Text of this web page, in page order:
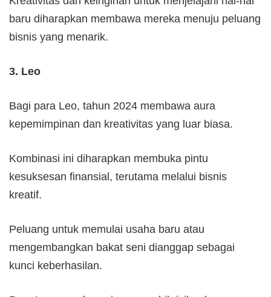
baru diharapkan membawa mereka menuju peluang
bisnis yang menarik.
3. Leo
Bagi para Leo, tahun 2024 membawa aura
kepemimpinan dan kreativitas yang luar biasa.
Kombinasi ini diharapkan membuka pintu
kesuksesan finansial, terutama melalui bisnis
kreatif.
Peluang untuk memulai usaha baru atau
mengembangkan bakat seni dianggap sebagai
kunci keberhasilan.